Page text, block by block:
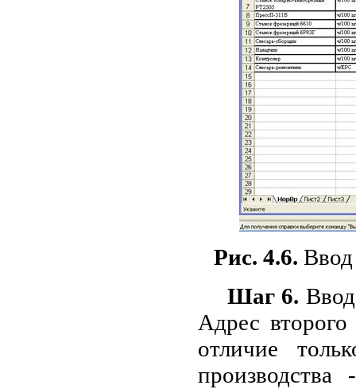
Рис. 4.6. Ввод
Шаг 6.
Адрес
отличие